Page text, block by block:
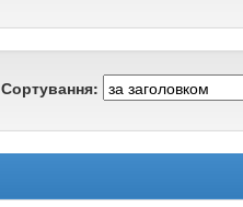
Сортування: